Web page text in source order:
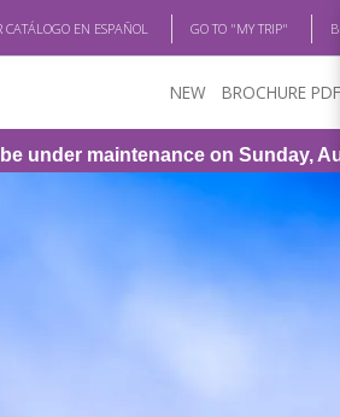
CATÁLOGO EN ESPAÑOL GO TO "MY TRIP"
NEW BROCHURE PDF
on Sunday, August 9th, from 1:00